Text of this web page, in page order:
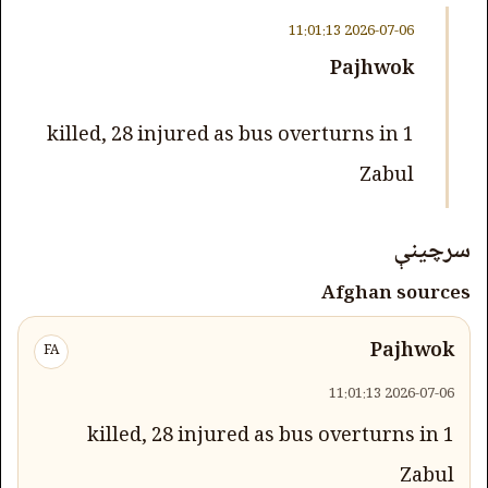
2026-07-06 11:01:13
Pajhwok
1 killed, 28 injured as bus overturns in
Zabul
سرچینې
Afghan sources
Pajhwok
FA
2026-07-06 11:01:13
1 killed, 28 injured as bus overturns in
Zabul